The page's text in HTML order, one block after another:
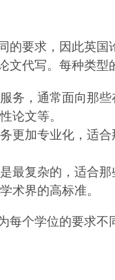
的要求，因此英
代写。每种类
务，通常面向那
论文等。
更加专业化，适
最复杂的，适合
术界的高标准。
每个学位的要求